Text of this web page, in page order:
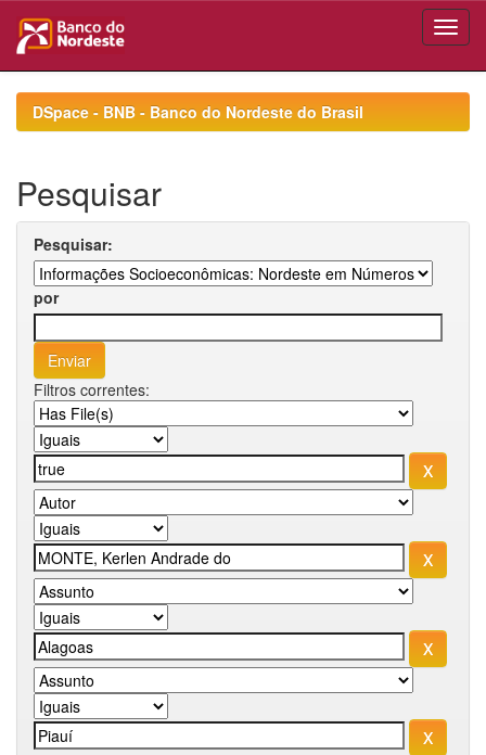
navigationDSpace - BNB - Banco do Nordeste do Brasil
Pesquisar
Pesquisar:
por
Filtros correntes: